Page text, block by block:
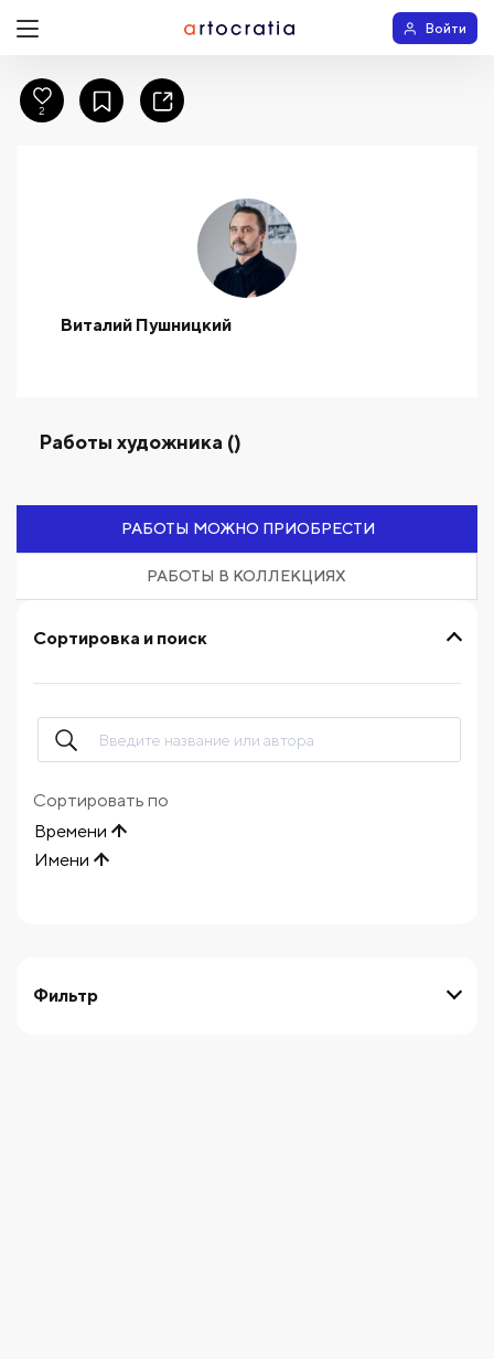
Войти
Виталий Пушницкий
Работы художника ()
РАБОТЫ МОЖНО ПРИОБРЕСТИ
РАБОТЫ В КОЛЛЕКЦИЯХ
Фильтр
Сортировка и поиск
Сортировать по
Времени
Имени
2